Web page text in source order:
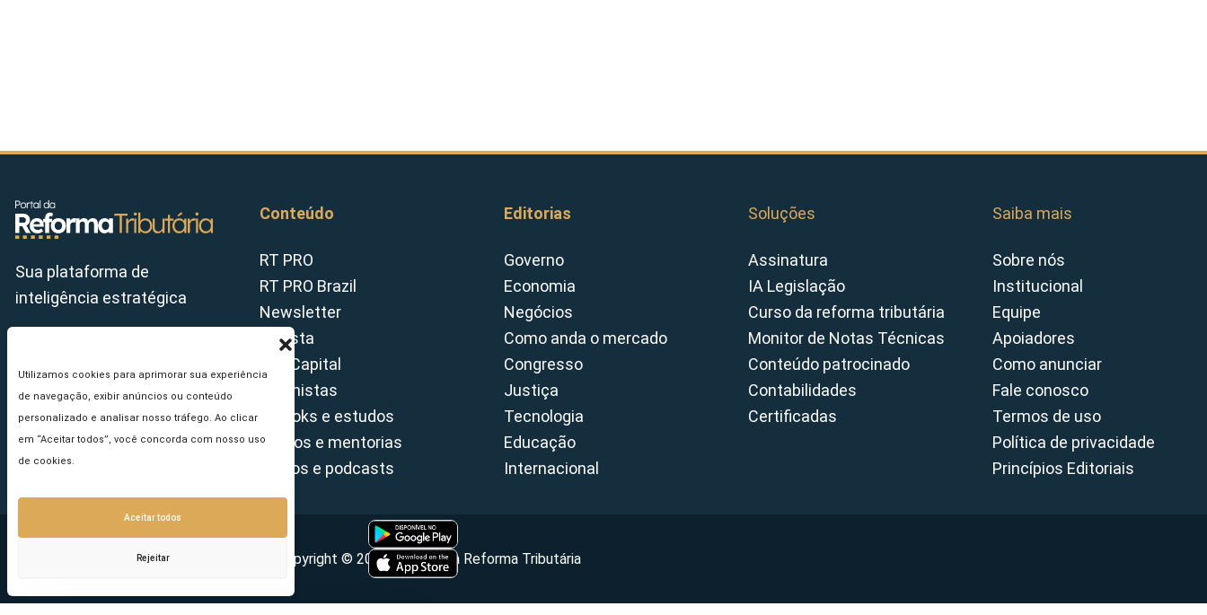
Utilizamos cookies para aprimorar sua experiência
de navegação, exibir anúncios ou conteúdo
personalizado e analisar nosso tráfego. Ao clicar
em “Aceitar todos”, você concorda com nosso uso
de cookies.
Aceitar todos
Rejeitar
Sua plataforma de
inteligência estratégica
Conteúdo
RT PRO
RT PRO Brazil
Newsletter
Revista
Tax Capital
Colunistas
E-books e estudos
Cursos e mentorias
Vídeos e podcasts
Editorias
Governo
Economia
Negócios
Como anda o mercado
Congresso
Justiça
Tecnologia
Educação
Internacional
Soluções
Assinatura
IA Legislação
Curso da reforma tributária
Monitor de Notas Técnicas
Conteúdo patrocinado
Contabilidades
Certificadas
Saiba mais
Sobre nós
Institucional
Equipe
Apoiadores
Como anunciar
Fale conosco
Termos de uso
Política de privacidade
Princípios Editoriais
Copyright © 2026 - Portal da Reforma Tributária